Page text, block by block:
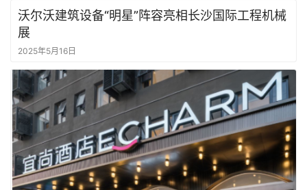
沃尔沃建筑设备“明星”阵容亮相长沙国际工程机械
展
2025年5月16日